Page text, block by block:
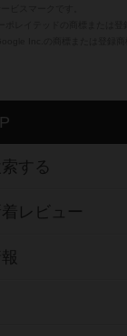
する
レビュー